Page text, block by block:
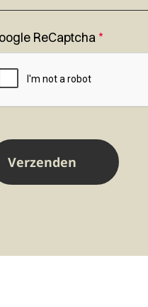
ReCaptcha *